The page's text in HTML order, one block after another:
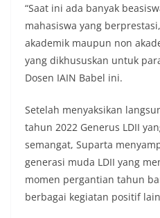
“Saat ini ada banyak
mahasiswa yang
akademik maupun non
yang dikhususkan untuk
Dosen IAIN Babel ini.
Setelah menyaksikan
tahun 2022 Generus LDII
semangat, Suparta
generasi muda LDII yang
momen pergantian tahun
berbagai kegiatan positif